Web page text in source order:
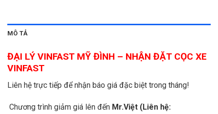
MÔ TẢ
ĐẠI LÝ VINFAST MỸ ĐÌNH – NHẬN ĐẶT CỌC XE
VINFAST
Liên hệ trực tiếp để nhận báo giá đặc biệt trong tháng!
Chương trình giảm giá lên đến Mr.Việt (Liên hệ: